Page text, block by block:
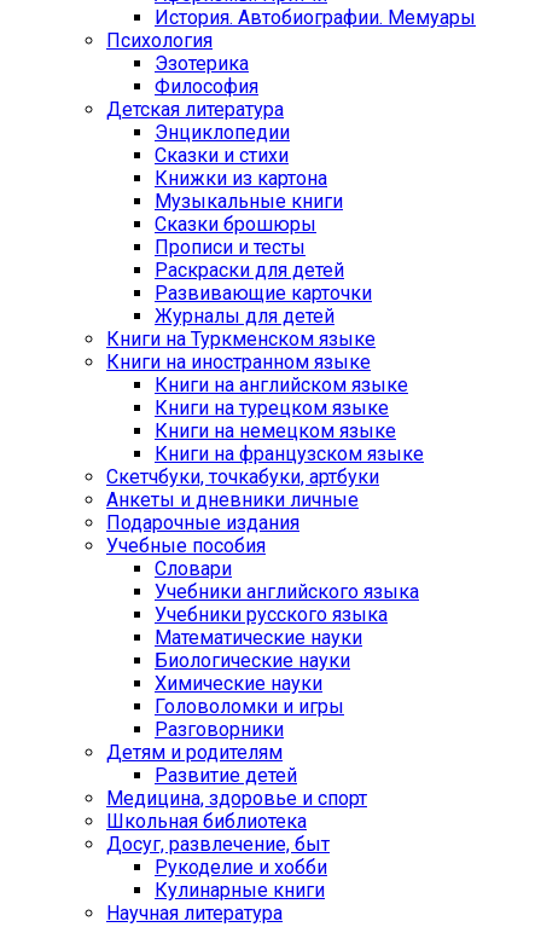
История. Автобиографии. Мемуары
Психология
Эзотерика
Философия
Детская литература
Энциклопедии
Сказки и стихи
Книжки из картона
Музыкальные книги
Сказки брошюры
Прописи и тесты
Раскраски для детей
Развивающие карточки
Журналы для детей
Книги на Туркменском языке
Книги на иностранном языке
Книги на английском языке
Книги на турецком языке
Книги на немецком языке
Книги на французском языке
Cкетчбуки, точкабуки, артбуки
Анкеты и дневники личные
Подарочные издания
Учебные пособия
Словари
Учебники английского языка
Учебники русского языка
Математические науки
Биологические науки
Химические науки
Головоломки и игры
Разговорники
Детям и родителям
Развитие детей
Медицина, здоровье и спорт
Школьная библиотека
Досуг, развлечение, быт
Рукоделие и хобби
Кулинарные книги
Научная литература